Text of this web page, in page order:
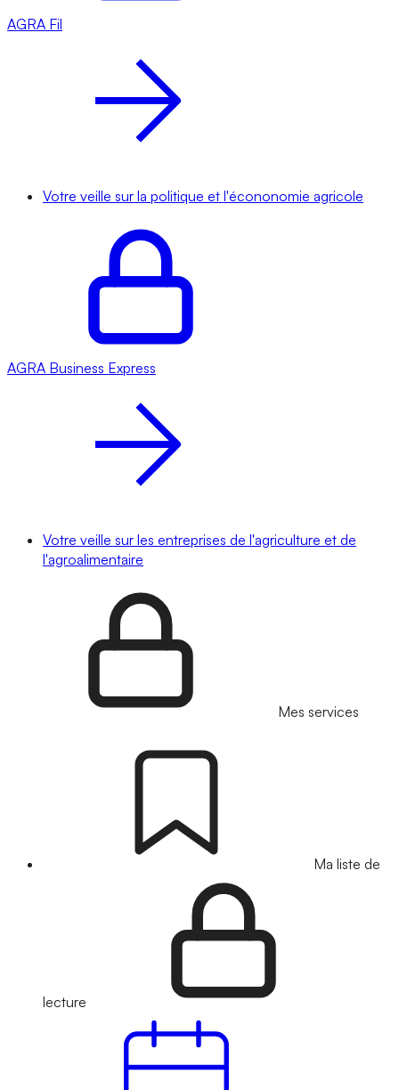
AGRA Fil
Votre veille sur la politique et l'écononomie agricole
AGRA Business Express
Votre veille sur les entreprises de l'agriculture et de
l'agroalimentaire
Mes services
Ma liste de
lecture